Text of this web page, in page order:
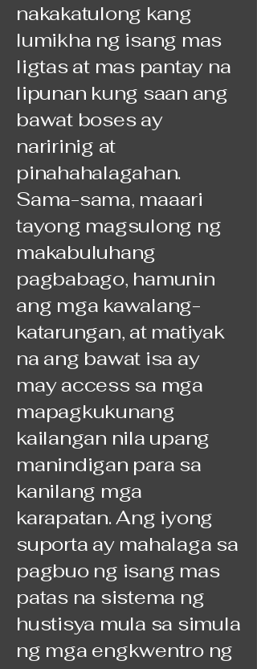
nakakatulong kang
lumikha ng isang mas
ligtas at mas pantay na
lipunan kung saan ang
bawat boses ay
naririnig at
pinahahalagahan.
Sama-sama, maaari
tayong magsulong ng
makabuluhang
pagbabago, hamunin
ang mga kawalang-
katarungan, at matiyak
na ang bawat isa ay
may access sa mga
mapagkukunang
kailangan nila upang
manindigan para sa
kanilang mga
karapatan. Ang iyong
suporta ay mahalaga sa
pagbuo ng isang mas
patas na sistema ng
hustisya mula sa simula
ng mga engkwentro ng